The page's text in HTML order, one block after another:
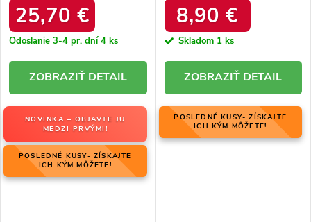
25,70 €
Odoslanie 3-4 pr. dní4 ks
DETAIL
suchý zips, kód produktu 283-
B GOLD
8,90 €
Skladom 1 ks
DETAIL
NOVINKA – OBJAVTE JU
MEDZI PRVÝMI!
POSLEDNÉ KUSY- ZÍSKAJTE
ICH KÝM MÔŽETE!
POSLEDNÉ KUSY- ZÍSKAJTE
ICH KÝM MÔŽETE!